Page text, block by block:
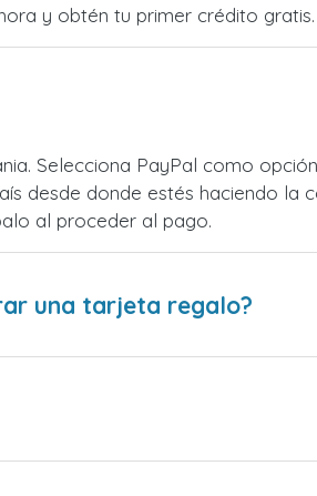
y obtén tu primer crédito gratis.
Selecciona PayPal como
desde donde estés haciendo la
al proceder al pago.
una tarjeta regalo?